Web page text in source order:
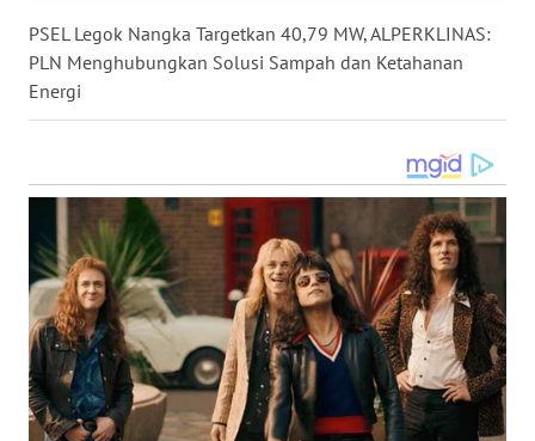
PSEL Legok Nangka Targetkan 40,79 MW, ALPERKLINAS:
PLN Menghubungkan Solusi Sampah dan Ketahanan
Energi
NIAS
WN
TAPANULI
SELATAN
WN
TANJUNG
LESUNG
WN
KARO